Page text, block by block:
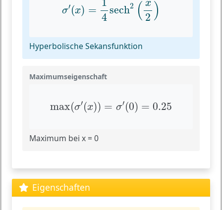
σ′(x) =
4
sech2 ( x
2 )
Hyperbolische Sekansfunktion
Maximumseigenschaft
max(σ′(x)) = σ′(0) = 0.25
max (σ (x ′(0)= 0.25
Maximum bei x = 0
Eigenschaften